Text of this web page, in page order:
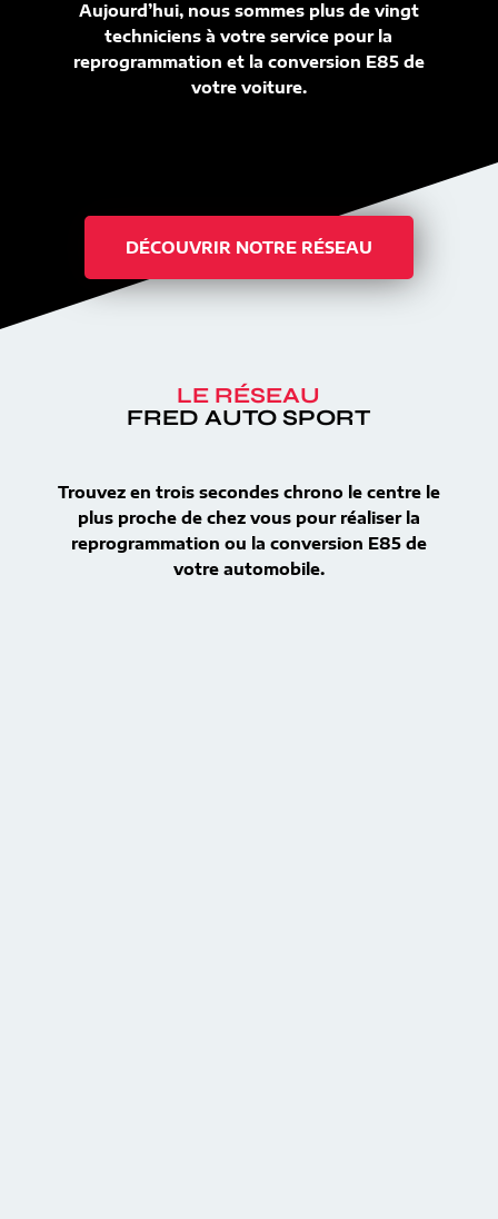
Aujourd’hui, nous sommes plus de vingt
techniciens à votre service pour la
reprogrammation et la conversion E85 de
votre voiture.
DÉCOUVRIR NOTRE RÉSEAU
LE RÉSEAU
FRED AUTO SPORT
Trouvez en trois secondes chrono le centre le
plus proche de chez vous pour réaliser la
reprogrammation ou la conversion E85 de
votre automobile.